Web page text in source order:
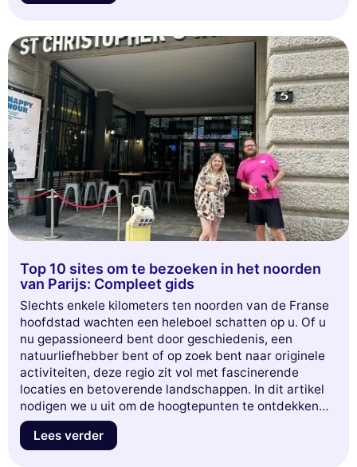
heeft!
Top 10 sites om te bezoeken in het noorden
van Parijs: Compleet gids
Slechts enkele kilometers ten noorden van de Franse
hoofdstad wachten een heleboel schatten op u. Of u
nu gepassioneerd bent door geschiedenis, een
natuurliefhebber bent of op zoek bent naar originele
activiteiten, deze regio zit vol met fascinerende
locaties en betoverende landschappen. In dit artikel
nodigen we u uit om de hoogtepunten te ontdekken
die u ten noorden van Parijs kunt bezoeken, van
charmante dorpjes tot iconische monumenten, en van
Lees verder